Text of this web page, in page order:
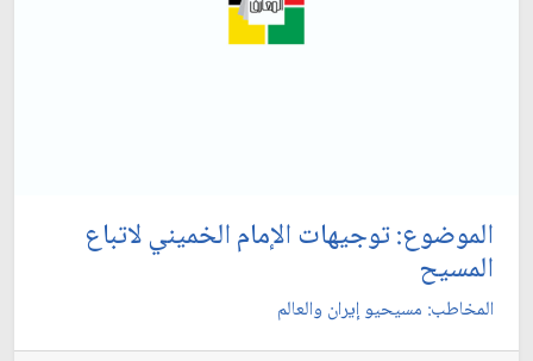
الموضوع: توجيهات الإمام الخميني لاتباع
المسيح‏
المخاطب: مسيحيو إيران والعالم‏